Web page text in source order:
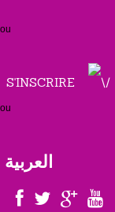
ou
S'INSCRIRE
ou
العربية